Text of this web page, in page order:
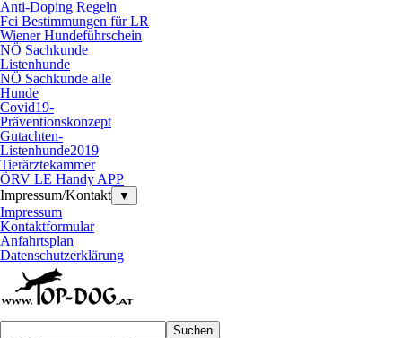
Anti-Doping Regeln
Fci Bestimmungen für LR
Wiener Hundeführschein
NÖ Sachkunde
Listenhunde
NÖ Sachkunde alle
Hunde
Covid19-
Präventionskonzept
Gutachten-
Listenhunde2019
Tierärztekammer
ÖRV LE Handy APP
Impressum/Kontakt
▼
Impressum
Kontaktformular
Anfahrtsplan
Datenschutzerklärung
Suchen